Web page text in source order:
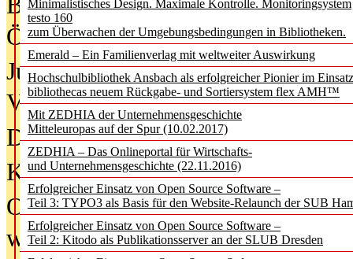
Minimalistisches Design. Maximale Kontrolle. Monitoringsystem
testo 160
zum Überwachen der Umgebungsbedingungen in Bibliotheken.
Emerald – Ein Familienverlag mit weltweiter Auswirkung
Hochschulbibliothek Ansbach als erfolgreicher Pionier im
bibliothecas neuem Rückgabe- und Sortiersystem flex AMH™
Mit ZEDHIA der Unternehmensgeschichte
Mitteleuropas auf der Spur (10.02.2017)
ZEDHIA – Das Onlineportal für Wirtschafts-
und Unternehmensgeschichte (22.11.2016)
Erfolgreicher Einsatz von Open Source Software –
Teil 3: TYPO3 als Basis für den Website-Relaunch der SUB
Erfolgreicher Einsatz von Open Source Software –
Teil 2: Kitodo als Publikationsserver an der SLUB Dresden
Öffentlichkeit
Jugendliche wollen besseren
Verbote
Digitale Langzeit­archi­vierung
KI-Chatbots werden Teil der
Offene Infrastrukturen für
wissenschaftliche